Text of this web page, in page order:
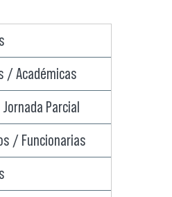
/ Académicas
Parcial
/ Funcionarias